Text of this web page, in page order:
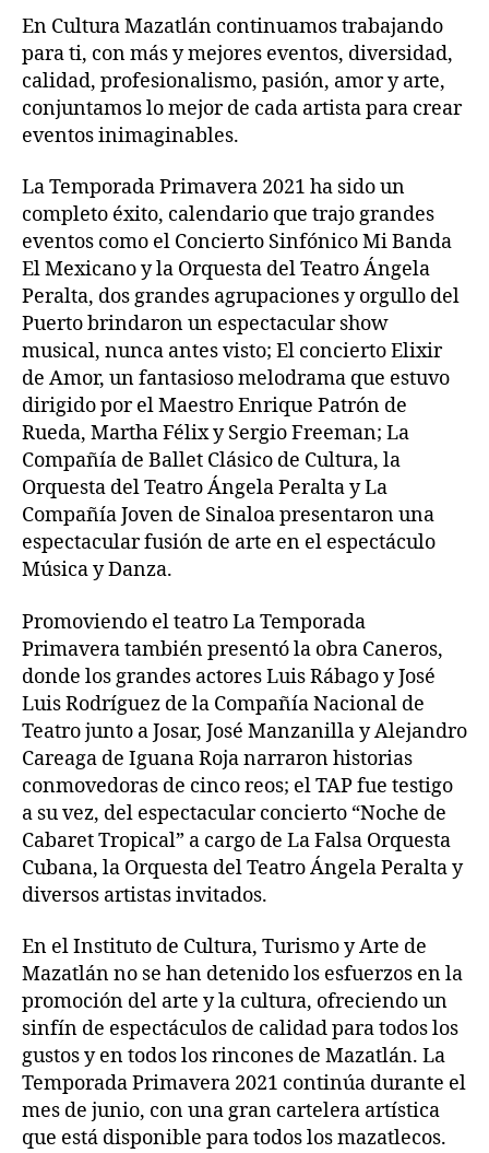
En Cultura Mazatlán continuamos trabajando
para ti, con más y mejores eventos, diversidad,
calidad, profesionalismo, pasión, amor y arte,
conjuntamos lo mejor de cada artista para crear
eventos inimaginables.
La Temporada Primavera 2021 ha sido un
completo éxito, calendario que trajo grandes
eventos como el Concierto Sinfónico Mi Banda
El Mexicano y la Orquesta del Teatro Ángela
Peralta, dos grandes agrupaciones y orgullo del
Puerto brindaron un espectacular show
musical, nunca antes visto; El concierto Elixir
de Amor, un fantasioso melodrama que estuvo
dirigido por el Maestro Enrique Patrón de
Rueda, Martha Félix y Sergio Freeman; La
Compañía de Ballet Clásico de Cultura, la
Orquesta del Teatro Ángela Peralta y La
Compañía Joven de Sinaloa presentaron una
espectacular fusión de arte en el espectáculo
Música y Danza.
Promoviendo el teatro La Temporada
Primavera también presentó la obra Caneros,
donde los grandes actores Luis Rábago y José
Luis Rodríguez de la Compañía Nacional de
Teatro junto a Josar, José Manzanilla y Alejandro
Careaga de Iguana Roja narraron historias
conmovedoras de cinco reos; el TAP fue testigo
a su vez, del espectacular concierto “Noche de
Cabaret Tropical” a cargo de La Falsa Orquesta
Cubana, la Orquesta del Teatro Ángela Peralta y
diversos artistas invitados.
En el Instituto de Cultura, Turismo y Arte de
Mazatlán no se han detenido los esfuerzos en la
promoción del arte y la cultura, ofreciendo un
sinfín de espectáculos de calidad para todos los
gustos y en todos los rincones de Mazatlán. La
Temporada Primavera 2021 continúa durante el
mes de junio, con una gran cartelera artística
que está disponible para todos los mazatlecos.